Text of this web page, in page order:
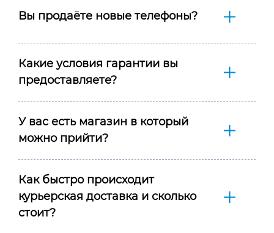
Вы продаёте новые телефоны?
Какие условия гарантии вы
предоставляете?
У вас есть магазин в который
можно прийти?
Как быстро происходит
курьерская доставка и сколько
стоит?